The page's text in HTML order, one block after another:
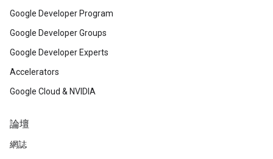
Google Developer Program
Google Developer Groups
Google Developer Experts
Accelerators
Google Cloud & NVIDIA
論壇
網誌